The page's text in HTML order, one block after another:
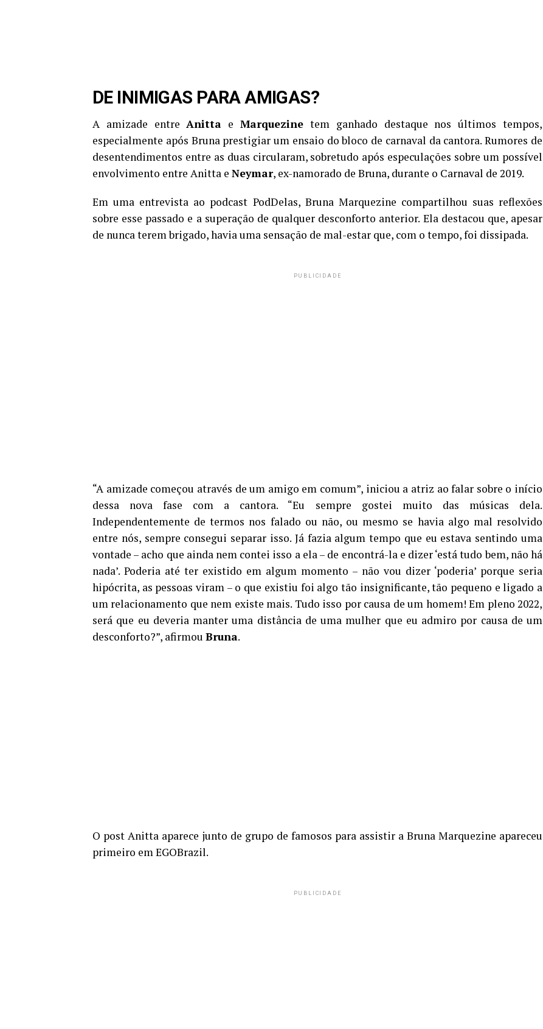
DE INIMIGAS PARA AMIGAS?
A amizade entreAnitta eMarquezine tem ganhado destaque nos últimos tempos,
especialmente após Bruna prestigiar um ensaio do bloco de carnaval da cantora. Rumores de
desentendimentos entre as duas circularam, sobretudo após especulações sobre um possível
envolvimento entre Anitta e Neymar, ex-namorado de Bruna, durante o Carnaval de 2019.
Em uma entrevista ao podcast PodDelas, Bruna Marquezine compartilhou suas reflexões
sobre esse passado e a superação de qualquer desconforto anterior. Ela destacou que, apesar
de nunca terem brigado, havia uma sensação de mal-estar que, com o tempo, foi dissipada.
PUBLICIDADE
“A amizade começou através de um amigo em comum”, iniciou a atriz ao falar sobre o início
dessa nova fase com a cantora. “Eu sempre gostei muito das músicas dela.
Independentemente de termos nos falado ou não, ou mesmo se havia algo mal resolvido
entre nós, sempre consegui separar isso. Já fazia algum tempo que eu estava sentindo uma
vontade – acho que ainda nem contei isso a ela – de encontrá-la e dizer ‘está tudo bem, não há
nada’. Poderia até ter existido em algum momento – não vou dizer ‘poderia’ porque seria
hipócrita, as pessoas viram – o que existiu foi algo tão insignificante, tão pequeno e ligado a
um relacionamento que nem existe mais. Tudo isso por causa de um homem! Em pleno 2022,
será que eu deveria manter uma distância de uma mulher que eu admiro por causa de um
desconforto?”, afirmou Bruna.
O post Anitta aparece junto de grupo de famosos para assistir a Bruna Marquezine apareceu
primeiro em EGOBrazil.
PUBLICIDADE